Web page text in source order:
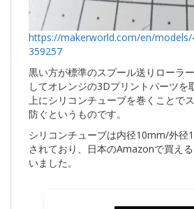
https://makerworld.com/en/
359257
黒い方が標準のスプール送りローラ
してオレンジの3Dプリントパーツを
上にシリコンチューブを巻くことで
防ぐというものです。
シリコンチューブは内径10mm/外径
されており、日本のAmazonで買え
いました。